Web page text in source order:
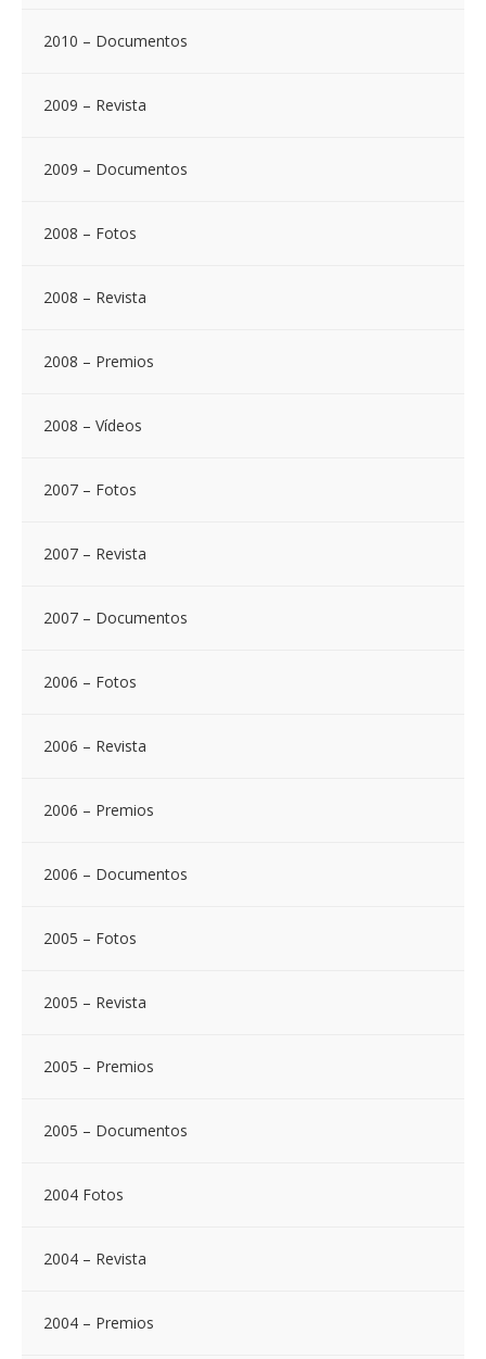
2010 – Documentos
2009 – Revista
2009 – Documentos
2008 – Fotos
2008 – Revista
2008 – Premios
2008 – Vídeos
2007 – Fotos
2007 – Revista
2007 – Documentos
2006 – Fotos
2006 – Revista
2006 – Premios
2006 – Documentos
2005 – Fotos
2005 – Revista
2005 – Premios
2005 – Documentos
2004 Fotos
2004 – Revista
2004 – Premios